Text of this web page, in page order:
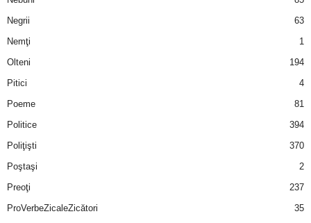
Negrii
63
Nemţi
1
Olteni
194
Pitici
4
Poeme
81
Politice
394
Poliţişti
370
Poştaşi
2
Preoţi
237
ProVerbeZicaleZicători
35